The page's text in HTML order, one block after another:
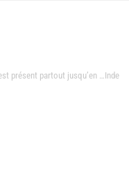
présent partout jusqu’en …Inde